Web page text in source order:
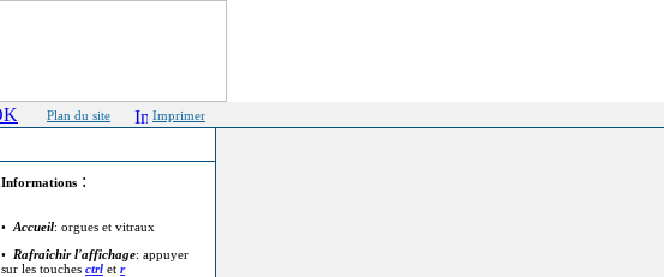
Plan du site Imprimer
Informations :
• Accueil: orgues et vitraux
• Rafraîchir l'affichage: appuyer
sur les touches ctrl et r